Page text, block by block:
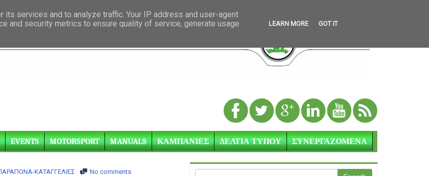
EVENTS MOTORSPORT MANUALS ΚΑΜΠΑΝΙΕΣ ΔΕΛΤΙΑ ΤΥΠΟΥ ΣΥΝΕΡΓΑΖΟΜΕΝΑ
ΚΑΤΑΓΓΕΛΙΕΣ No comments
services and to analyze traffic. Your IP address and user-agent
and security metrics to ensure quality of service, generate usage
LEARN MORE GOT IT